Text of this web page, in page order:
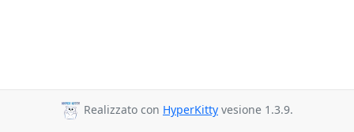
Realizzato con HyperKitty vesione 1.3.9.